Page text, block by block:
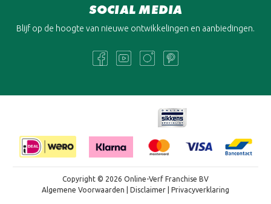
SOCIAL MEDIA
Blijf op de hoogte van nieuwe ontwikkelingen en aanbiedingen.
Copyright © 2026 Online-Verf Franchise BV
Algemene Voorwaarden
Disclaimer Privacyverklaring